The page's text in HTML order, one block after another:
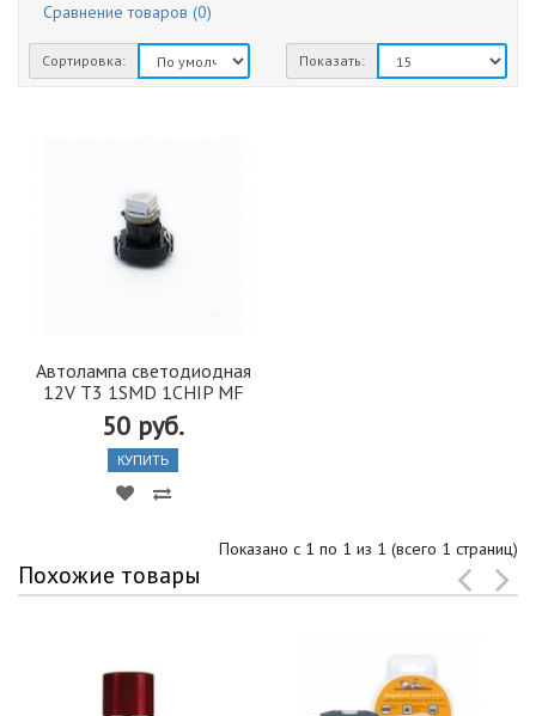
Сравнение товаров (0)
Сортировка: Показать:
Автолампа светодиодная
12V T3 1SMD 1CHIP MF
50 руб.
КУПИТЬ
Показано с 1 по 1 из 1 (всего 1 страниц)
Похожие товары